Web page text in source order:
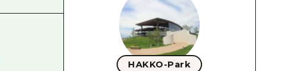
HAKKO-Park